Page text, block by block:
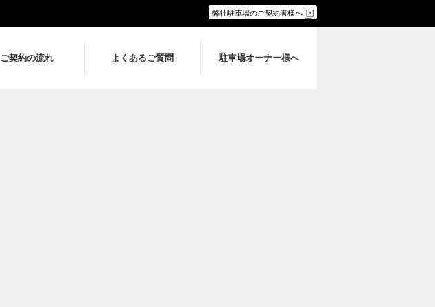
弊社駐車場のご契約者様へ
ご契約の流れ よくあるご質問 駐車場オーナー様へ